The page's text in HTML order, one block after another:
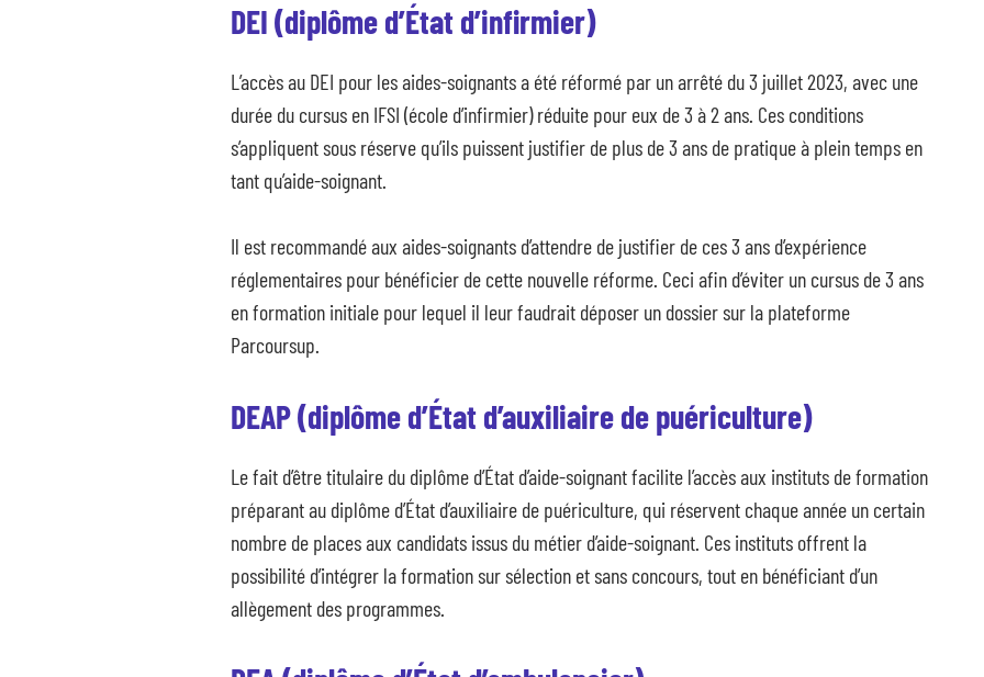
DEI (diplôme d’État d’infirmier)
L’accès au DEI pour les aides-soignants a été réformé par un arrêté du 3 juillet 2023, avec une
durée du cursus en IFSI (école d’infirmier) réduite pour eux de 3 à 2 ans. Ces conditions
s’appliquent sous réserve qu’ils puissent justifier de plus de 3 ans de pratique à plein temps en
tant qu’aide-soignant.
Il est recommandé aux aides-soignants d’attendre de justifier de ces 3 ans d’expérience
réglementaires pour bénéficier de cette nouvelle réforme. Ceci afin d’éviter un cursus de 3 ans
en formation initiale pour lequel il leur faudrait déposer un dossier sur la plateforme
Parcoursup.
DEAP (diplôme d’État d’auxiliaire de puériculture)
Le fait d’être titulaire du diplôme d’État d’aide-soignant facilite l’accès aux instituts de formation
préparant au diplôme d’État d’auxiliaire de puériculture, qui réservent chaque année un certain
nombre de places aux candidats issus du métier d’aide-soignant. Ces instituts offrent la
possibilité d’intégrer la formation sur sélection et sans concours, tout en bénéficiant d’un
allègement des programmes.